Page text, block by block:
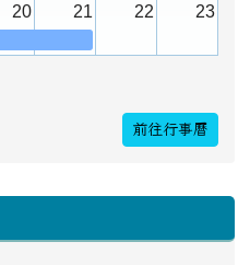
20 21 22 23
前往行事曆